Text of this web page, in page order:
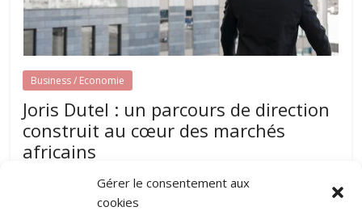
Gérer le consentement aux
cookies
Business / Economie
Joris Dutel : un parcours de direction
construit au cœur des marchés
africains
Développer une entreprise dans plusieurs pays nécessite